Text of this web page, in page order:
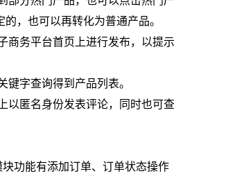
，也可以再转化为普通产品。
商务平台首页上进行发布，以提示
字查询得到产品列表。
以匿名身份发表评论，同时也可查
功能有添加订单、订单状态操作